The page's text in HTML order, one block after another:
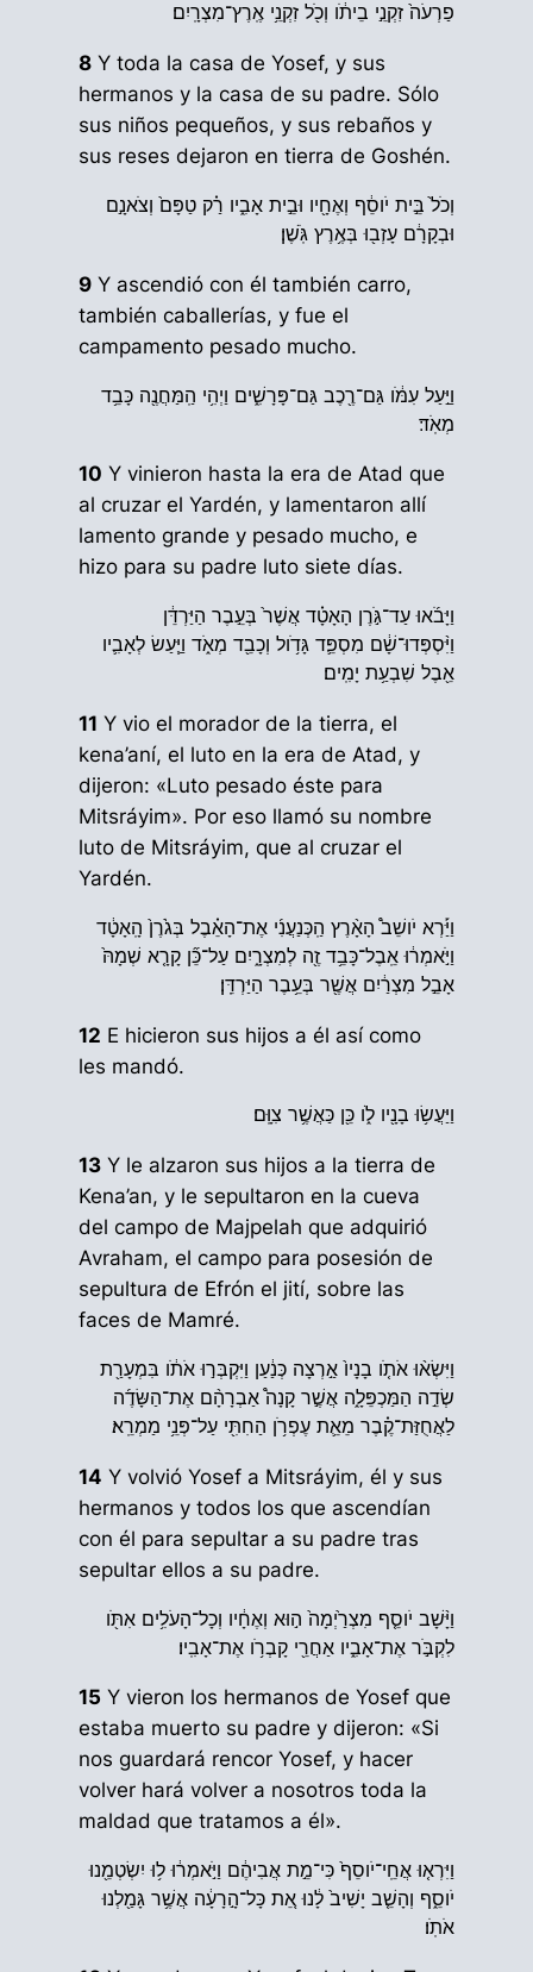
פַרְעֹה֙ זִקְנֵ֣י בֵיתֹ֔ו וְכֹ֖ל זִקְנֵ֥י אֶֽרֶץ־מִצְרָֽיִם׃
8 Y toda la casa de Yosef, y sus
hermanos y la casa de su padre. Sólo
sus niños pequeños, y sus rebaños y
sus reses dejaron en tierra de Goshén.
וְכֹל֙ בֵּ֣ית יֹוסֵ֔ף וְאֶחָ֖יו וּבֵ֣ית אָבִ֑יו רַ֗ק טַפָּם֙ וְצֹאנָ֣ם
וּבְקָרָ֔ם עָזְב֖וּ בְּאֶ֥רֶץ גֹּֽשֶׁן׃
9 Y ascendió con él también carro,
también caballerías, y fue el
campamento pesado mucho.
וַיַּ֣עַל עִמֹּ֔ו גַּם־רֶ֖כֶב גַּם־פָּרָשִׁ֑ים וַיְהִ֥י הַֽמַּחֲנֶ֖ה כָּבֵ֥ד
מְאֹֽד׃
10 Y vinieron hasta la era de Atad que
al cruzar el Yardén, y lamentaron allí
lamento grande y pesado mucho, e
hizo para su padre luto siete días.
וַיָּבֹ֜אוּ עַד־גֹּ֣רֶן הָאָטָ֗ד אֲשֶׁר֙ בְּעֵ֣בֶר הַיַּרְדֵּ֔ן
וַיִּ֨סְפְּדוּ־שָׁ֔ם מִסְפֵּ֛ד גָּדֹ֥ול וְכָבֵ֖ד מְאֹ֑ד וַיַּ֧עַשׂ לְאָבִ֛יו
אֵ֖בֶל שִׁבְעַ֥ת יָמִֽים׃
11 Y vio el morador de la tierra, el
kena’aní, el luto en la era de Atad, y
dijeron: «Luto pesado éste para
Mitsráyim». Por eso llamó su nombre
luto de Mitsráyim, que al cruzar el
Yardén.
וַיַּ֡רְא יֹושֵׁב֩ הָאָ֨רֶץ הַֽכְּנַעֲנִ֜י אֶת־הָאֵ֗בֶל בְּגֹ֙רֶן֙ הָֽאָטָ֔ד
וַיֹּ֣אמְר֔וּ אֵֽבֶל־כָּבֵ֥ד זֶ֖ה לְמִצְרָ֑יִם עַל־כֵּ֞ן קָרָ֤א שְׁמָהּ֙
אָבֵ֣ל מִצְרַ֔יִם אֲשֶׁ֖ר בְּעֵ֥בֶר הַיַּרְדֵּֽן׃
12 E hicieron sus hijos a él así como
les mandó.
וַיַּעֲשׂ֥וּ בָנָ֖יו לֹ֑ו כֵּ֖ן כַּאֲשֶׁ֥ר צִוָּֽם׃
13 Y le alzaron sus hijos a la tierra de
Kena’an, y le sepultaron en la cueva
del campo de Majpelah que adquirió
Avraham, el campo para posesión de
sepultura de Efrón el jití, sobre las
faces de Mamré.
וַיִּשְׂא֨וּ אֹתֹ֤ו בָנָיו֙ אַ֣רְצָה כְּנַ֔עַן וַיִּקְבְּר֣וּ אֹתֹ֔ו בִּמְעָרַ֖ת
שְׂדֵ֣ה הַמַּכְפֵּלָ֑ה אֲשֶׁ֣ר קָנָה֩ אַבְרָהָ֨ם אֶת־הַשָּׂדֶ֜ה
לַאֲחֻזַּת־קֶ֗בֶר מֵאֵ֛ת עֶפְרֹ֥ן הַחִתִּ֖י עַל־פְּנֵ֥י מַמְרֵֽא׃
14 Y volvió Yosef a Mitsráyim, él y sus
hermanos y todos los que ascendían
con él para sepultar a su padre tras
sepultar ellos a su padre.
וַיָּ֨שָׁב יֹוסֵ֤ף מִצְרַ֙יְמָה֙ ה֣וּא וְאֶחָ֔יו וְכָל־הָעֹלִ֥ים אִתֹּ֖ו
לִקְבֹּ֣ר אֶת־אָבִ֑יו אַחֲרֵ֖י קָבְרֹ֥ו אֶת־אָבִֽיו׃
15 Y vieron los hermanos de Yosef que
estaba muerto su padre y dijeron: «Si
nos guardará rencor Yosef, y hacer
volver hará volver a nosotros toda la
maldad que tratamos a él».
וַיִּרְא֤וּ אֲחֵֽי־יֹוסֵף֙ כִּי־מֵ֣ת אֲבִיהֶ֔ם וַיֹּ֣אמְר֔וּ ל֥וּ יִשְׂטְמֵ֖נוּ
יֹוסֵ֑ף וְהָשֵׁ֤ב יָשִׁיב֙ לָ֔נוּ אֵ֚ת כָּל־הָ֣רָעָ֔ה אֲשֶׁ֥ר גָּמַ֖לְנוּ
אֹתֹֽו׃